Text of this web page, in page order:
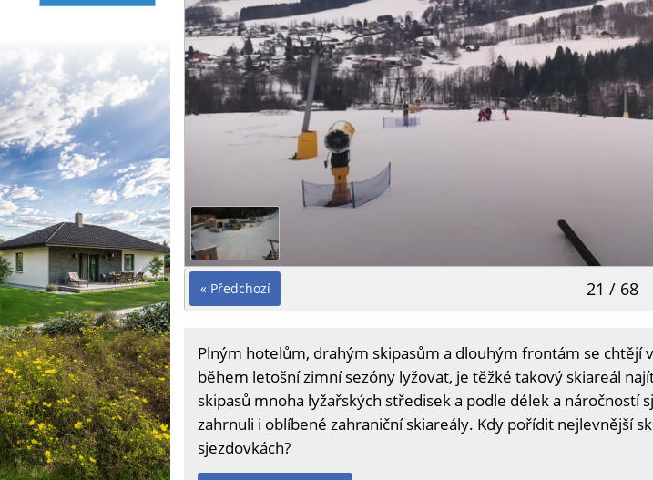
« Předchozí 21 / 68
Plným hotelům, drahým skipasům a dlouhým frontám se chtějí
během letošní zimní sezóny lyžovat, je těžké takový skiareál
skipasů mnoha lyžařských středisek a podle délek a náročností
zahrnuli i oblíbené zahraniční skiareály. Kdy pořídit nejlevnější
sjezdovkách?